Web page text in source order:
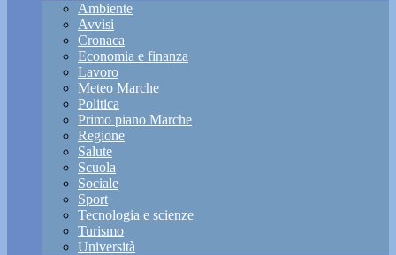
Ambiente
Avvisi
Cronaca
Economia e finanza
Lavoro
Meteo Marche
Politica
Primo piano Marche
Regione
Salute
Scuola
Sociale
Sport
Tecnologia e scienze
Turismo
Università